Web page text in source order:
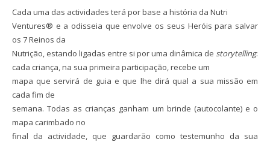
Cada uma das actividades terá por base a história da Nutri
Ventures® e a odisseia que envolve os seus Heróis para salvar
os 7 Reinos da
Nutrição, estando ligadas entre si por uma dinâmica de storytelling:
cada criança, na sua primeira participação, recebe um
mapa que servirá de guia e que lhe dirá qual a sua missão em
cada fim de
semana. Todas as crianças ganham um brinde (autocolante) e o
mapa carimbado no
final da actividade, que guardarão como testemunho da sua